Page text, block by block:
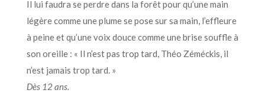
Il lui faudra se perdre dans la forêt pour qu’une main
légère comme une plume se pose sur sa main, l’effleure
à peine et qu’une voix douce comme une brise souffle à
son oreille : « Il n’est pas trop tard, Théo Zéméckis, il
n’est jamais trop tard. »
Dès 12 ans.